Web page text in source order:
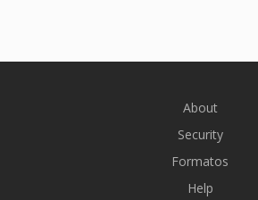
About
Security
Formatos
Help